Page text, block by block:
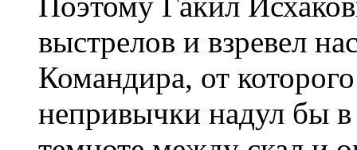
выстрелов и взревел
Командира, от
непривычки надул бы